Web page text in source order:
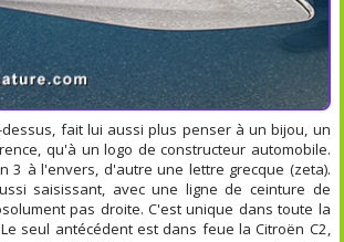
dessus, fait lui aussi plus penser à un bijou, un
qu'à un logo de constructeur automobile.
3 à l'envers, d'autre une lettre grecque (zeta).
saisissant, avec une ligne de ceinture de
pas droite. C'est unique dans toute la
seul antécédent est dans feue la Citroën C2,